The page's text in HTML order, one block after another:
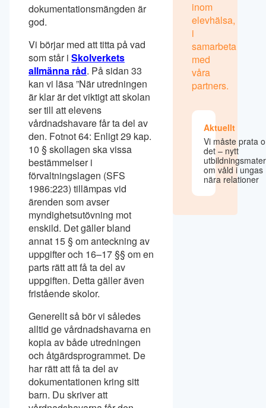
dokumentationsmängden är
god.
Vi börjar med att titta på vad
som står i Skolverkets
allmänna råd. På sidan 33
kan vi läsa ”När utredningen
är klar är det viktigt att skolan
ser till att elevens
vårdnadshavare får ta del av
den. Fotnot 64: Enligt 29 kap.
10 § skollagen ska vissa
bestämmelser i
förvaltningslagen (SFS
1986:223) tillämpas vid
ärenden som avser
myndighetsutövning mot
enskild. Det gäller bland
annat 15 § om anteckning av
uppgifter och 16–17 §§ om en
parts rätt att få ta del av
uppgiften. Detta gäller även
fristående skolor.
Generellt så bör vi således
alltid ge vårdnadshavarna en
kopia av både utredningen
och åtgärdsprogrammet. De
har rätt att få ta del av
dokumentationen kring sitt
barn. Du skriver att
inom
elevhälsa,
i
samarbeta
med
våra
partners.
Aktuellt
Vi måste prata
det – nytt
om våld i ungas
nära relationer